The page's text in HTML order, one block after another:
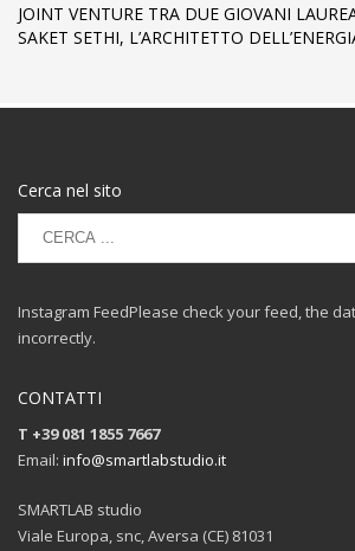
JOINT VENTURE TRA DUE GIOVANI
SAKET SETHI, L’ARCHITETTO
Cerca nel sito
Instagram FeedPlease check your feed, the
incorrectly.
CONTATTI
T +39 081 1855 7667
Email: info@smartlabstudio.it
SMARTLAB studio
Viale Europa, snc, Aversa (CE) 81031